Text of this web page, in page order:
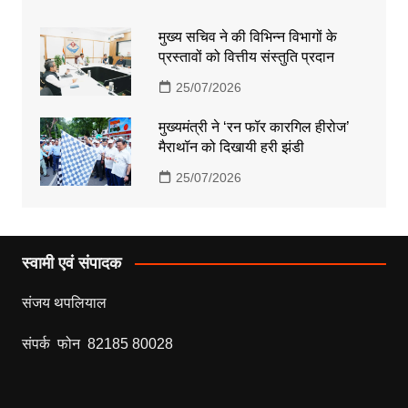
मुख्य सचिव ने की विभिन्न विभागों के
प्रस्तावों को वित्तीय संस्तुति प्रदान
25/07/2026
मुख्यमंत्री ने ‘रन फॉर कारगिल हीरोज’
मैराथॉन को दिखायी हरी झंडी
25/07/2026
स्वामी एवं संपादक
संजय थपलियाल
संपर्क फोन 82185 80028